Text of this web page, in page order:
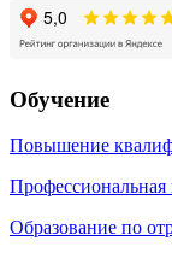
Обучение
Повышение
Профессиональная
Образование по